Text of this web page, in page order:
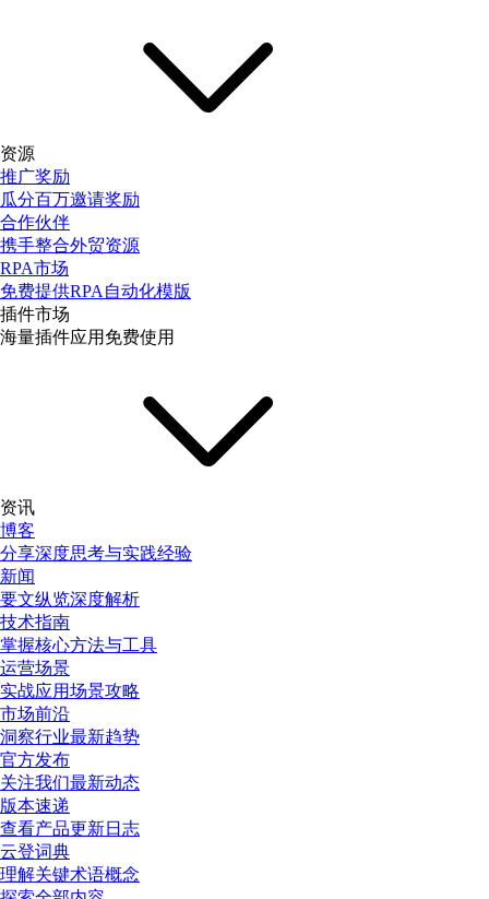
资源
推广奖励
瓜分百万邀请奖励
合作伙伴
携手整合外贸资源
RPA市场
免费提供RPA自动化模版
插件市场
海量插件应用免费使用
资讯
博客
分享深度思考与实践经验
新闻
要文纵览深度解析
技术指南
掌握核心方法与工具
运营场景
实战应用场景攻略
市场前沿
洞察行业最新趋势
官方发布
关注我们最新动态
版本速递
查看产品更新日志
云登词典
理解关键术语概念